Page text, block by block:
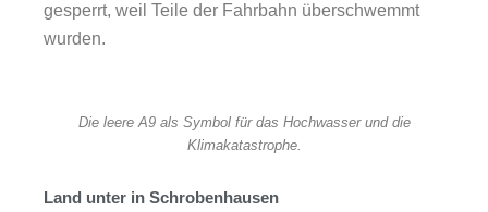
gesperrt, weil Teile der Fahrbahn überschwemmt
wurden.
Die leere A9 als Symbol für das Hochwasser und die
Klimakatastrophe.
Land unter in Schrobenhausen